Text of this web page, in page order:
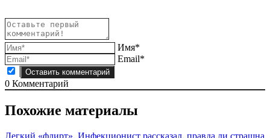
Имя*
Email*
0 Комментарий
Похожие материалы
Легкий «флирт». Инфекционист рассказал, правда ли страшна